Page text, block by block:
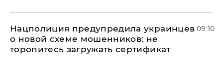
Нацполиция предупредила украинцев
о новой схеме мошенников: не
торопитесь загружать сертификат
09:10